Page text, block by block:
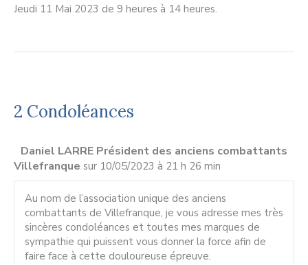
Jeudi 11 Mai 2023 de 9 heures à 14 heures.
2 Condoléances
Daniel LARRE Président des anciens combattants
Villefranque sur 10/05/2023 à 21 h 26 min
Au nom de l’association unique des anciens
combattants de Villefranque, je vous adresse mes très
sincères condoléances et toutes mes marques de
sympathie qui puissent vous donner la force afin de
faire face à cette douloureuse épreuve.